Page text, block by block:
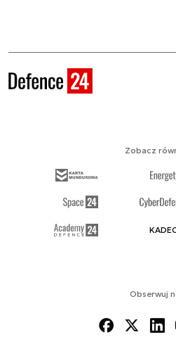
Obserwuj
Zobacz